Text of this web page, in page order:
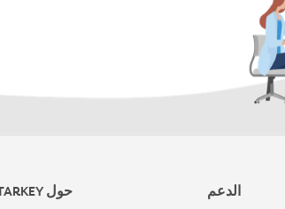
الدعم
حول STARKEY